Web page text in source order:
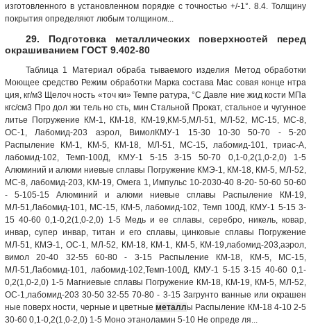
изготовленного в установленном порядке с точностью +/-1°. 8.4. Толщину
покрытия определяют любым толщином...
29. Подготовка металлических поверхностей перед
окрашиванием ГОСТ 9.402-80
Таблица 1 Материал обраба тываемого изделия Метод обработки
Моющее средство Режим обработки Марка состава Мас совая конце нтра
ция, кг/м3 Щелоч ность «точ ки» Темпе ратура, °С Давле ние жид кости МПа
кгс/см3 Про дол жи тель но сть, мин Стальной Прокат, стальное и чугунное
литье Погружение КМ-1, КМ-18, КМ-19,КМ-5,МЛ-51, МЛ-52, МС-15, МС-8,
ОС-1, Лабомид-203 аэрол, ВимолКМУ-1 15-30 10-30 50-70 - 5-20
Распыление КМ-1, КМ-5, КМ-18, МЛ-51, МС-15, лабомид-101, триас-А,
лабомид-102, Темп-100Д, КМУ-1 5-15 3-15 50-70 0,1-0,2(1,0-2,0) 1-5
Алюминий и алюми ниевые сплавы Погружение КМЭ-1, КМ-18, КМ-5, МЛ-52,
МС-8, лабомид-203, KM-19, Омега 1, Импульс 10-2030-40 8-20- 50-60 50-60
- 5-105-15 Алюминий и алюми ниевые сплавы Распыление КМ-19,
МЛ-51,Лабомид-101, МС-15, КМ-5, лабомид-102, Темп 100Д, КМУ-1 5-15 3-
15 40-60 0,1-0,2(1,0-2,0) 1-5 Медь и ее сплавы, серебро, никель, ковар,
инвар, супер инвар, титан и его сплавы, цинковые сплавы Погружение
МЛ-51, КМЭ-1, ОС-1, МЛ-52, КМ-18, КМ-1, КМ-5, КМ-19,лабомид-203,аэрол,
вимол 20-40 32-55 60-80 - 3-15 Распыление КМ-18, КМ-5, МС-15,
МЛ-51,Лабомид-101, лабомид-102,Темп-100Д, КМУ-1 5-15 3-15 40-60 0,1-
0,2(1,0-2,0) 1-5 Магниевые сплавы Погружение КМ-18, КМ-19, КМ-5, МЛ-52,
ОС-1,лабомид-203 30-50 32-55 70-80 - 3-15 Загрунто ванные или окрашен
ные поверх ности, черные и цветныеметаллы Распыление КМ-18 4-10 2-5
30-60 0,1-0,2(1,0-2,0) 1-5 Моно этаноламин 5-10 Не опреде ля...